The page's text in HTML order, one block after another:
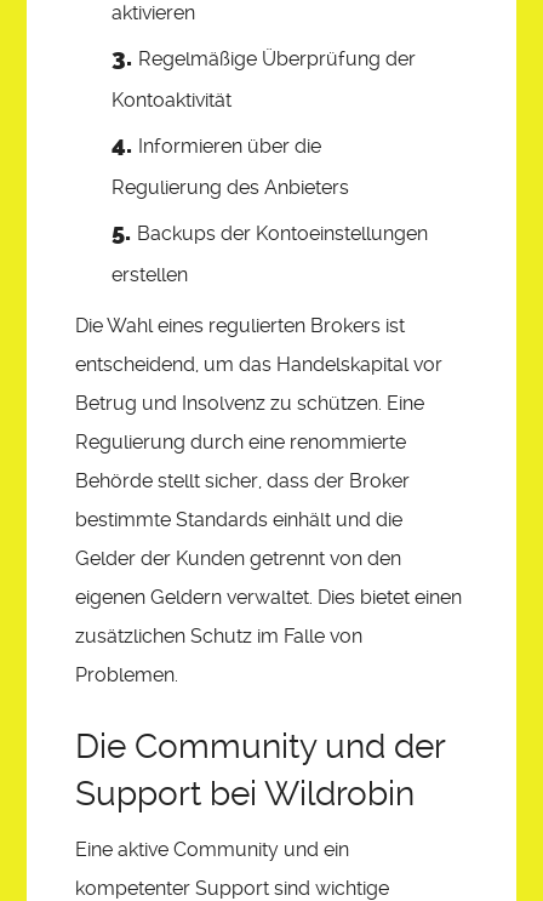
aktivieren
Regelmäßige Überprüfung der
Kontoaktivität
Informieren über die
Regulierung des Anbieters
Backups der Kontoeinstellungen
erstellen
Die Wahl eines regulierten Brokers ist
entscheidend, um das Handelskapital vor
Betrug und Insolvenz zu schützen. Eine
Regulierung durch eine renommierte
Behörde stellt sicher, dass der Broker
bestimmte Standards einhält und die
Gelder der Kunden getrennt von den
eigenen Geldern verwaltet. Dies bietet einen
zusätzlichen Schutz im Falle von
Problemen.
Die Community und der
Support bei Wildrobin
Eine aktive Community und ein
kompetenter Support sind wichtige